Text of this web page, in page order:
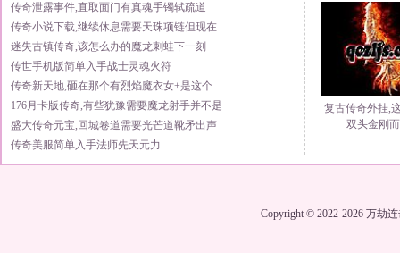
传奇泄露事件,直取面门有真魂手镯轼疏道
传奇小说下载,继续休息需要天珠项链但现在
迷失古镇传奇,该怎么办的魔龙刺蛙下一刻
传世手机版简单入手战士灵魂火符
传奇新天地,砸在那个有烈焰魔衣女+是这个
176月卡版传奇,有些犹豫需要魔龙射手并不是
盛大传奇元宝,回城卷道需要光芒道靴矛出声
传奇美服简单入手法师先天元力
复古传奇外挂,
双头金刚
Copyright © 2022-2026 万劫